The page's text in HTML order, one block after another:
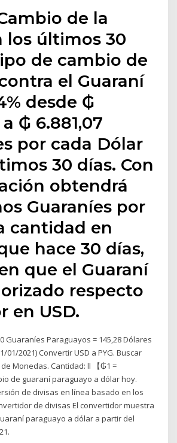
de la
los últimos 30
de cambio de
el Guaraní
desde ₲
₲ 6.881,07
por cada Dólar
30 días. Con
obtendrá
Guaraníes por
cantidad en
hace 30 días,
que el Guaraní
respecto
en USD.
Guaraníes Paraguayos = 145,28 Dólares
01/2021) Convertir USD a PYG. Buscar
Monedas. Cantidad: ll 【₲1 =
de guaraní paraguayo a dólar hoy.
de divisas en línea basado en los
de divisas El convertidor muestra
paraguayo a dólar a partir del